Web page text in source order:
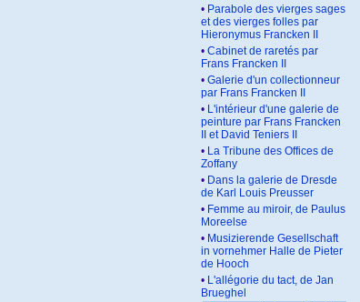
• Parabole des vierges sages
et des vierges folles par
Hieronymus Francken II
• Cabinet de raretés par
Frans Francken II
• Galerie d'un collectionneur
par Frans Francken II
• L'intérieur d'une galerie de
peinture par Frans Francken
II et David Teniers II
• La Tribune des Offices de
Zoffany
• Dans la galerie de Dresde
de Karl Louis Preusser
• Femme au miroir, de Paulus
Moreelse
• Musizierende Gesellschaft
in vornehmer Halle de Pieter
de Hooch
• L'allégorie du tact, de Jan
Brueghel